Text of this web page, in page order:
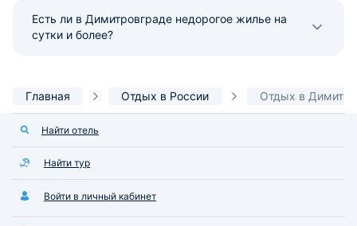
Есть ли в Димитровграде недорогое жилье на
сутки и более?
Главная Отдых в России Отдых в
Найти отель
Найти тур
Войти в личный кабинет